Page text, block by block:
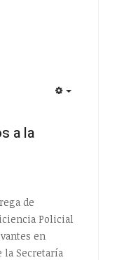
a la
de
Policial
en
la Secretaría